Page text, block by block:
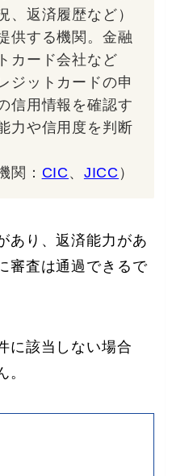
、返済履歴など）
供する機関。金融
カード会社など
ジットカードの申
信用情報を確認す
力や信用度を判断
関： CIC 、 JICC ）
あり、返済能力があ
審査は通過できるで
に該当しない場合
。